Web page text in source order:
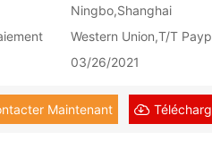
Ningbo,Shanghai
Western Union,T/T
03/26/2021
Maintenant